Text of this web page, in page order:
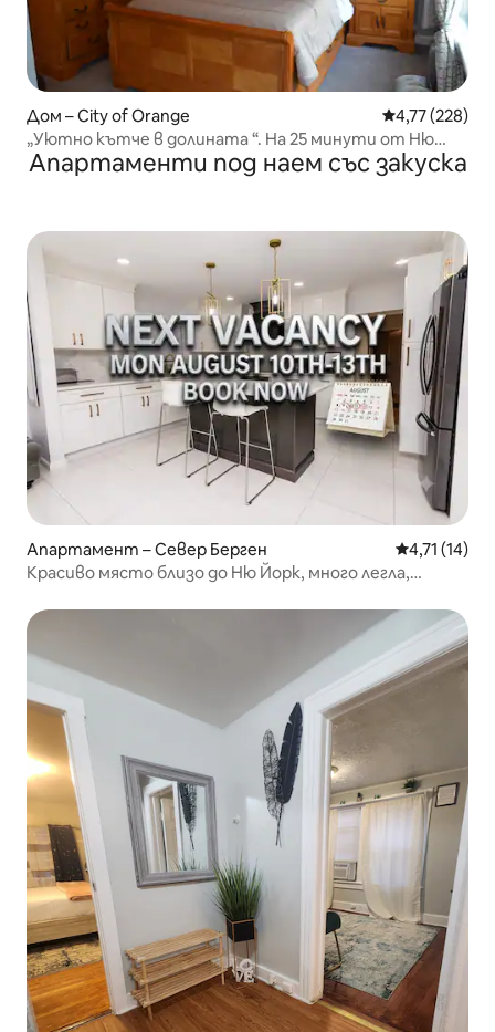
Дом – City of Orange Средна
4,77 (228)
„Уютно кътче в долината “. На 25 минути от Ню
Йорк
Апартаменти под наем със закуска
Апартамент – Север Берген Средна
4,71 (14)
Красиво място близо до Ню Йорк, много легла,